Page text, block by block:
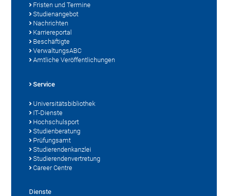
Fristen und Termine
Studienangebot
Nachrichten
Karriereportal
Beschäftigte
VerwaltungsABC
Amtliche Veröffentlichungen
Service
Universitätsbibliothek
IT-Dienste
Hochschulsport
Studienberatung
Prüfungsamt
Studierendenkanzlei
Studierendenvertretung
Career Centre
Dienste